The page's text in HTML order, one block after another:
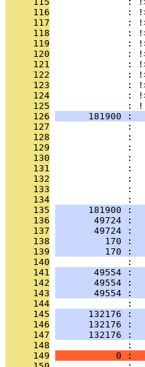
     116
:
     117
:
     118
:
     119
:
     120
:
     121
:
     122
:
     123
:
     124
:
     125
:
     126
181900 :
     127
:
     128
:
     129
:
     130
:
     131
:
     132
              :
     133
:
     134
              :
     135
181900 :
     136
49724 :
     137
49724 :
     138
170 :
     139
170 :
     140
:
     141
49554 :
     142
49554 :
     143
49554 :
     144
:
     145
132176 :
     146
132176 :
     147
132176 :
     148
:
     149
0 :